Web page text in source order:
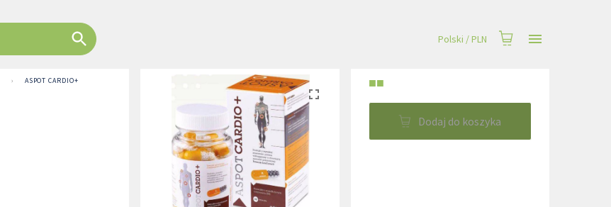
Polski /PLN
› ASPOT CARDIO+ ■■
Dodaj do koszyka